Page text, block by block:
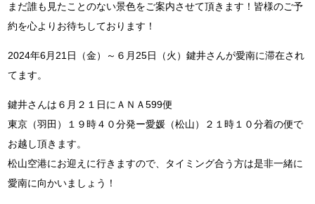
まだ誰も見たことのない景色をご案内させて頂きます！皆様のご予
約を心よりお待ちしております！
2024年6月21日（金）～６月25日（火）鍵井さんが愛南に滞在され
てます。
鍵井さんは６月２１日にＡＮＡ599便
東京（羽田）１９時４０分発ー愛媛（松山）２１時１０分着の便で
お越し頂きます。
松山空港にお迎えに行きますので、タイミング合う方は是非一緒に
愛南に向かいましょう！